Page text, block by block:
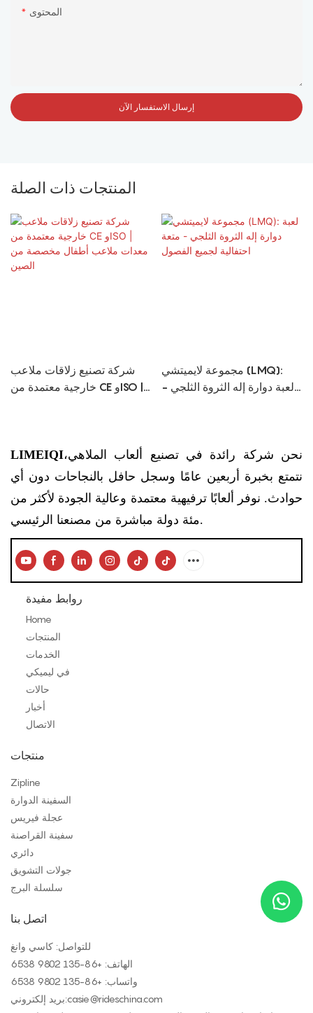
المحتوى
إرسال الاستفسار الآن
المنتجات ذات الصلة
شركة تصنيع زلاقات ملاعب
خارجية معتمدة من CE وISO |
مجموعة لايميتشي (LMQ):
لعبة دوارة إله الثروة الثلجي -
LIMEIQIنحن شركة رائدة في تصنيع ألعاب الملاهي،
نتمتع بخبرة أربعين عامًا وسجل حافل بالنجاحات دون أي
حوادث. نوفر ألعابًا ترفيهية معتمدة وعالية الجودة لأكثر من
مئة دولة مباشرة من مصنعنا الرئيسي.
روابط مفيدة
Home
المنتجات
الخدمات
في ليميكي
حالات
أخبار
الاتصال
منتجات
Zipline
السفينة الدوارة
عجلة فيريس
سفينة القراصنة
دائري
جولات التشويق
سلسلة البرج
اتصل بنا
للتواصل: كاسي وانغ
الهاتف: +86-135 9802 6538
واتساب: +86-135 9802 6538
بريد إلكتروني:casie@rideschina.com